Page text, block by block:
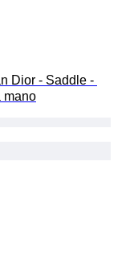
Dior - Saddle -
mano